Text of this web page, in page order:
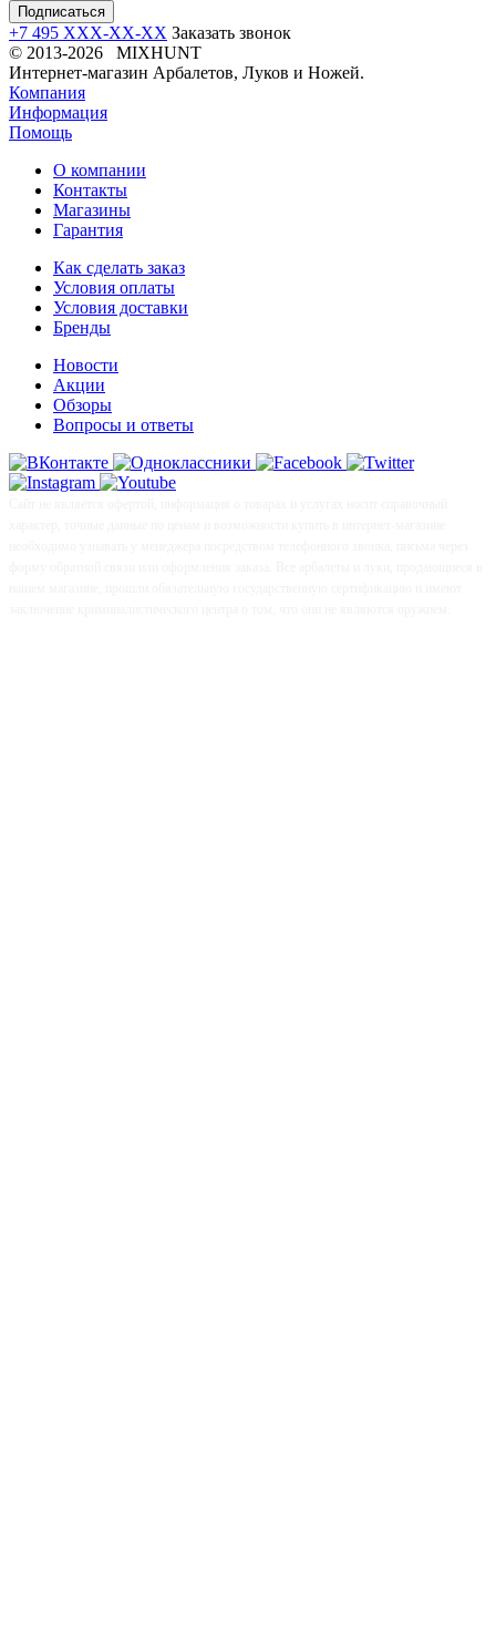
+7 495 XXX-XX-XX Заказать звонок
© 2013-2026 MIXHUNT
Интернет-магазин Арбалетов, Луков и Ножей.
Компания
Информация
Помощь
О компании
Контакты
Магазины
Гарантия
Как сделать заказ
Условия оплаты
Условия доставки
Бренды
Новости
Акции
Обзоры
Вопросы и ответы